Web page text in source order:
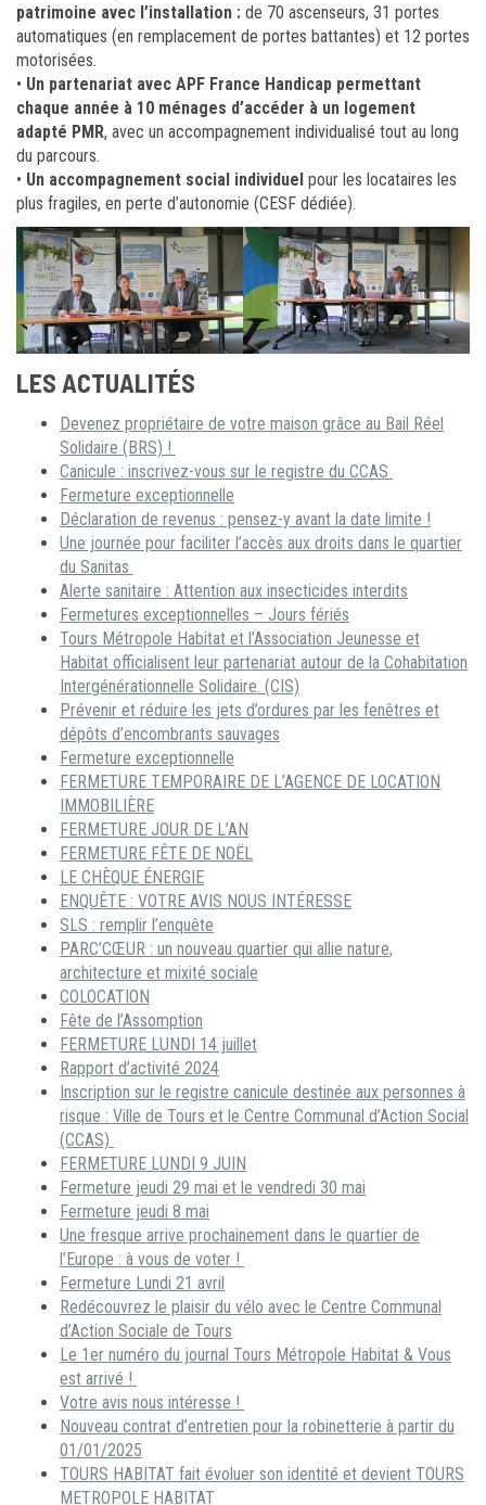
patrimoine avec l’installation : de 70 ascenseurs, 31 portes
automatiques (en remplacement de portes battantes) et 12 portes
motorisées.
• Un partenariat avec APF France Handicap permettant
chaque année à 10 ménages d’accéder à un logement
adapté PMR, avec un accompagnement individualisé tout au long
du parcours.
• Un accompagnement social individuel pour les locataires les
plus fragiles, en perte d’autonomie (CESF dédiée).
LES ACTUALITÉS
Devenez propriétaire de votre maison grâce au Bail Réel
Solidaire (BRS) !
Canicule : inscrivez-vous sur le registre du CCAS
Fermeture exceptionnelle
Déclaration de revenus : pensez-y avant la date limite !
Une journée pour faciliter l’accès aux droits dans le quartier
du Sanitas
Alerte sanitaire : Attention aux insecticides interdits
Fermetures exceptionnelles – Jours fériés
Tours Métropole Habitat et l’Association Jeunesse et
Habitat officialisent leur partenariat autour de la Cohabitation
Intergénérationnelle Solidaire. (CIS)
Prévenir et réduire les jets d’ordures par les fenêtres et
dépôts d’encombrants sauvages
Fermeture exceptionnelle
FERMETURE TEMPORAIRE DE L’AGENCE DE LOCATION
IMMOBILIÈRE
FERMETURE JOUR DE L’AN
FERMETURE FÊTE DE NOËL
LE CHÈQUE ÉNERGIE
ENQUÊTE : VOTRE AVIS NOUS INTÉRESSE
SLS : remplir l’enquête
PARC’CŒUR : un nouveau quartier qui allie nature,
architecture et mixité sociale
COLOCATION
Fête de l’Assomption
FERMETURE LUNDI 14 juillet
Rapport d’activité 2024
Inscription sur le registre canicule destinée aux personnes à
risque : Ville de Tours et le Centre Communal d’Action Social
(CCAS)
FERMETURE LUNDI 9 JUIN
Fermeture jeudi 29 mai et le vendredi 30 mai
Fermeture jeudi 8 mai
Une fresque arrive prochainement dans le quartier de
l’Europe : à vous de voter !
Fermeture Lundi 21 avril
Redécouvrez le plaisir du vélo avec le Centre Communal
d’Action Sociale de Tours
Le 1er numéro du journal Tours Métropole Habitat & Vous
est arrivé !
Votre avis nous intéresse !
Nouveau contrat d’entretien pour la robinetterie à partir du
01/01/2025
TOURS HABITAT fait évoluer son identité et devient TOURS
METROPOLE HABITAT